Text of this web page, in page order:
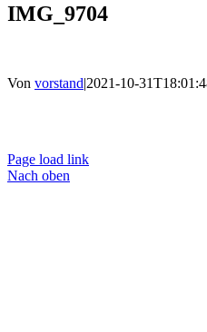
IMG_9704
Von vorstand|2021-10-
Page load link
Nach oben